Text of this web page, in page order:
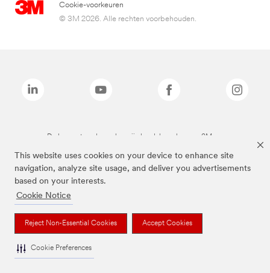
This website uses cookies on your device to enhance site
navigation, analyze site usage, and deliver you advertisements
based on your interests.
Cookie Notice
Reject Non-Essential Cookies Accept Cookies
Cookie Preferences
Cookie-voorkeuren
© 3M 2026. Alle rechten voorbehouden.
De bovenstaande merken zijn handelsmerken van 3M.we